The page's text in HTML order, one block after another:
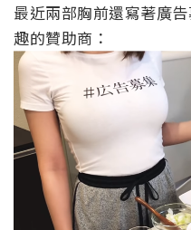
最近兩部胸前還寫著廣
趣的贊助商：